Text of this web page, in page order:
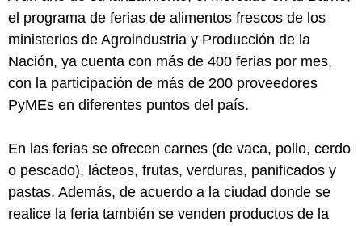
el programa de ferias de alimentos frescos de los
ministerios de Agroindustria y Producción de la
Nación, ya cuenta con más de 400 ferias por mes,
con la participación de más de 200 proveedores
PyMEs en diferentes puntos del país.
En las ferias se ofrecen carnes (de vaca, pollo, cerdo
o pescado), lácteos, frutas, verduras, panificados y
pastas. Además, de acuerdo a la ciudad donde se
realice la feria también se venden productos de la